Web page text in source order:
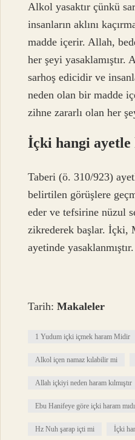
Alkol yasaktır çünkü
insanların aklını
madde içerir. Allah,
her şeyi yasaklamıştır.
sarhoş edicidir ve
neden olan bir madde
zihne zararlı olan her
İçki hangi ayetle
Taberi (ö. 310/923)
belirtilen görüşlere
eder ve tefsirine nüzul
zikrederek başlar. İçki,
ayetinde yasaklanmıştır.
Tarih:Makaleler
1 Yudum içki içmek haram Midir
Alkol içen namaz kılabilir mi
Allah içkiyi neden haram kılmıştır
Ebu Hanifeye göre içki haram
Hz Nuh şarap içti mi İçki